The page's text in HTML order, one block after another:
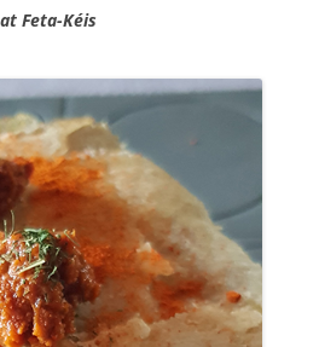
Feta-Kéis